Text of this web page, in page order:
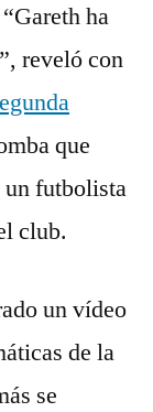
ha
reveló con
que
futbolista
club.
un vídeo
de la
se